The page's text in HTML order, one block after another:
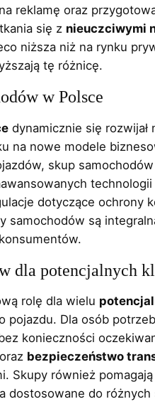
reklamę oraz
się z nieuczciwymi
niższa niż na rynku
tę różnicę.
w Polsce
dynamicznie się
na nowe modele
skup
dotyczące ochrony
samochodów są
dla potencjalnych
rolę dla wielu
pojazdu. Dla osób
konieczności
oraz bezpieczeństwo
Skupy również
dostosowane do